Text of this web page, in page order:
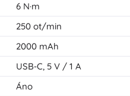
6 N·m
250 ot/min
2000 mAh
USB‑C, 5 V / 1 A
Áno